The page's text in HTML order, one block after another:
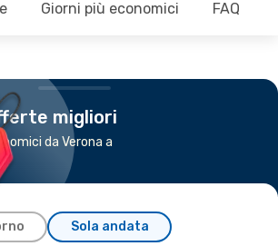
Giorni più economici FAQ
migliori
da Verona a
Sola andata